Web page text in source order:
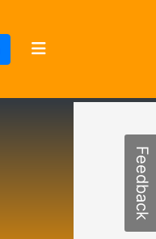
Feedback